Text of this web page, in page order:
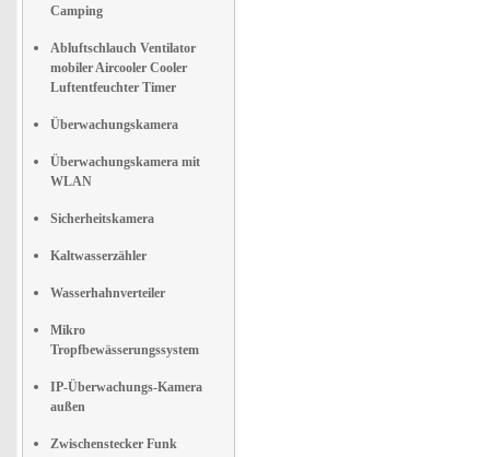
Camping
Abluftschlauch Ventilator
mobiler Aircooler Cooler
Luftentfeuchter Timer
Überwachungskamera
Überwachungskamera mit
WLAN
Sicherheitskamera
Kaltwasserzähler
Wasserhahnverteiler
Mikro
Tropfbewässerungssystem
IP-Überwachungs-Kamera
außen
Zwischenstecker Funk